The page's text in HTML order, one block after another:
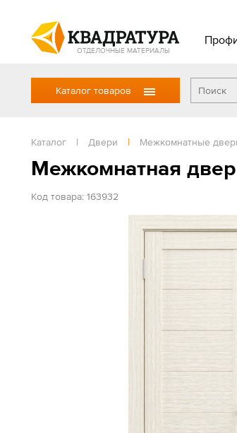
ОТДЕЛОЧНЫЕ МАТЕРИАЛЫ
Каталог товаров
Каталог | Двери | Межкомнатные
Межкомнатная
Код товара: 163932